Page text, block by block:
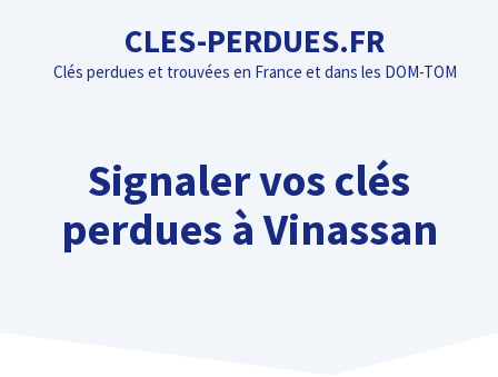
contenu
CLES-PERDUES.FR
Clés perdues et trouvées en France et dans les DOM-TOM
Signaler vos clés
perdues à Vinassan